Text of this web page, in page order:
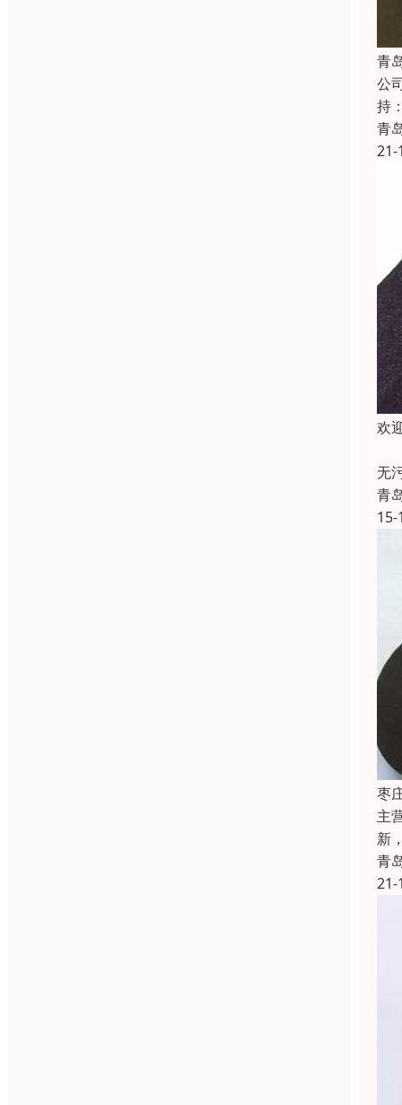
青
公
持
青
21-
欢
无
青
15-
枣
主
新
青
21-